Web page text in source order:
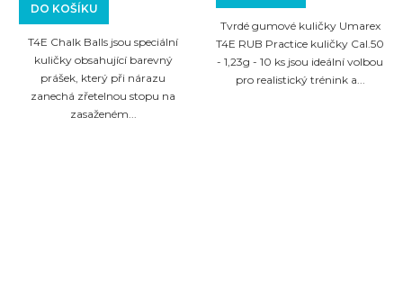
DO KOŠÍKU
T4E Chalk Balls jsou speciální
kuličky obsahující barevný
prášek, který při nárazu
zanechá zřetelnou stopu na
zasaženém...
Tvrdé gumové kuličky Umarex
T4E RUB Practice kuličky Cal.50
- 1,23g - 10 ks jsou ideální volbou
pro realistický trénink a...